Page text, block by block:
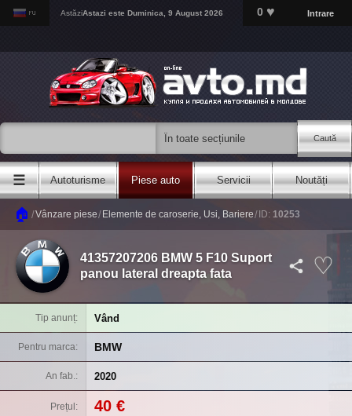
AstăziAstazi este Duminica, 9 August 2026 0 ♥ Intrare
Caută
☰ Autoturisme Piese auto Servicii Noutăți
🏠 /Vânzare piese/ Elemente de caroserie, Usi, Bariere/ ID: 10253
41357207206 BMW 5 F10 Suport
panou lateral dreapta fata
Tip anunț Vând
Pentru marca BMW
An fab. 2020
Prețul 40 €